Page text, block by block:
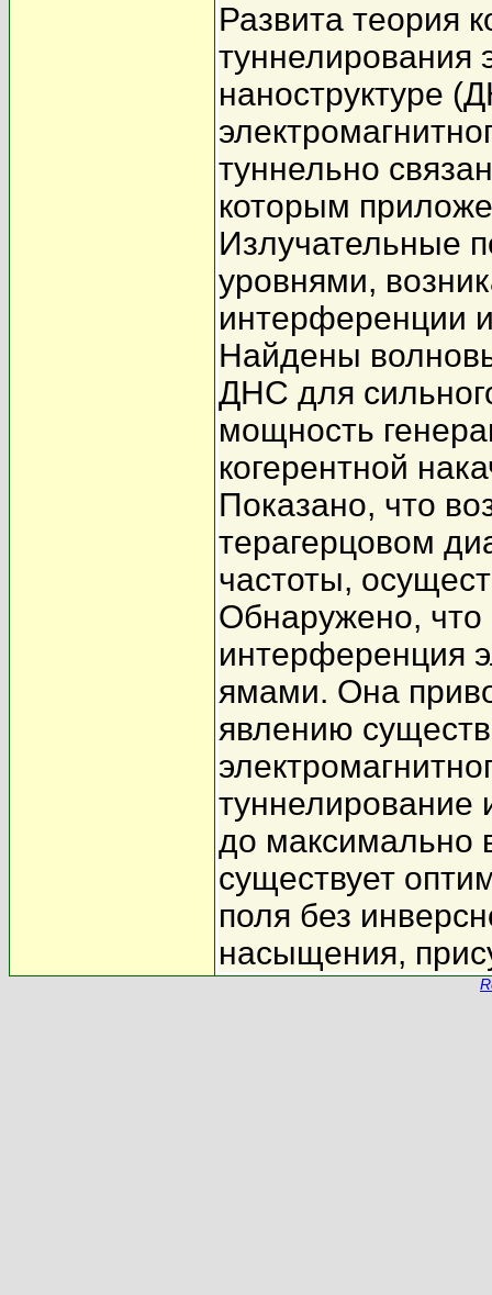
Развита теория
туннелирования
наноструктуре
туннельно
которым
Излучательные
уровнями,
интерференции и
Найдены
ДНС для
мощность
когерентной
Показано, что
терагерцовом
частоты,
Обнаружено,
интерференция
ямами. Она
явлению
туннелирование
до максимально
существует
поля без
насыщения,